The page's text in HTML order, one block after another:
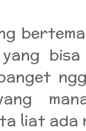
liat ada